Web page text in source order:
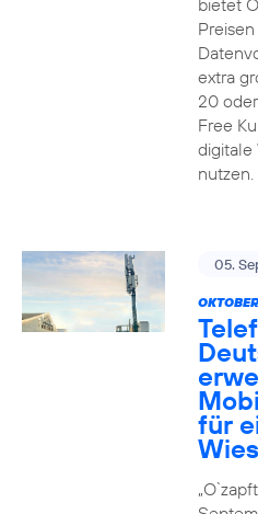
bietet O
extra
20
Free
digitale
05.
für